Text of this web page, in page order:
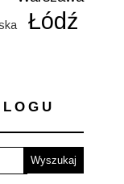
Łódź